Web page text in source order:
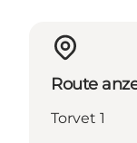
Route
Torvet 1